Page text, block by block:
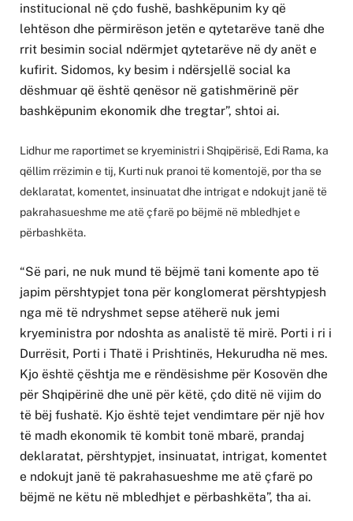
institucional në çdo fushë, bashkëpunim ky që
lehtëson dhe përmirëson jetën e qytetarëve tanë dhe
rrit besimin social ndërmjet qytetarëve në dy anët e
kufirit. Sidomos, ky besim i ndërsjellë social ka
dëshmuar që është qenësor në gatishmërinë për
bashkëpunim ekonomik dhe tregtar”, shtoi ai.
Lidhur me raportimet se kryeministri i Shqipërisë, Edi Rama, ka
qëllim rrëzimin e tij, Kurti nuk pranoi të komentojë, por tha se
deklaratat, komentet, insinuatat dhe intrigat e ndokujt janë të
pakrahasueshme me atë çfarë po bëjmë në mbledhjet e
përbashkëta.
“Së pari, ne nuk mund të bëjmë tani komente apo të
japim përshtypjet tona për konglomerat përshtypjesh
nga më të ndryshmet sepse atëherë nuk jemi
kryeministra por ndoshta as analistë të mirë. Porti i ri i
Durrësit, Porti i Thatë i Prishtinës, Hekurudha në mes.
Kjo është çështja me e rëndësishme për Kosovën dhe
për Shqipërinë dhe unë për këtë, çdo ditë në vijim do
të bëj fushatë. Kjo është tejet vendimtare për një hov
të madh ekonomik të kombit tonë mbarë, prandaj
deklaratat, përshtypjet, insinuatat, intrigat, komentet
e ndokujt janë të pakrahasueshme me atë çfarë po
bëjmë ne këtu në mbledhjet e përbashkëta”, tha ai.